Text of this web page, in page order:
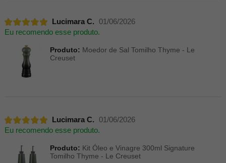
Lucimara C.
01/06/2026
Eu recomendo esse produto.
Produto: Moedor de Sal Tomilho Thyme - Le
Creuset
Lucimara C.
01/06/2026
Eu recomendo esse produto.
Produto: Kit Óleo e Vinagre 300ml Signature
Tomilho Thyme - Le Creuset